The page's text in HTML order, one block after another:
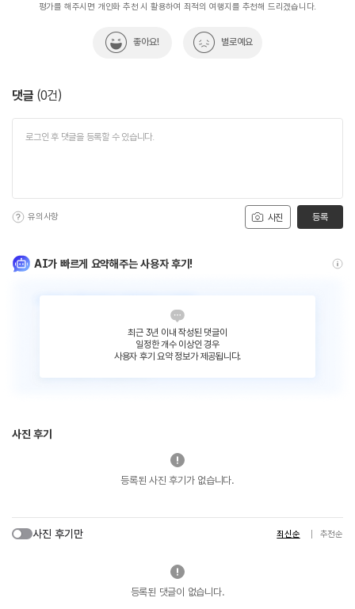
평가를 해주시면 개인화 추천 시 활용하여 최적의 여행지를 추천해 드리겠습니다.
좋아요! 별로예요
댓글 (0건)
사진
유의사항 등록
AI가 빠르게 요약해주는 사용자 후기!
최근 3년 이내 작성된 댓글이
일정한 개수 이상인 경우
사용자 후기 요약 정보가 제공됩니다.
사진 후기
등록된 사진 후기가 없습니다.
사진 후기만 최신순 추천순
등록된 댓글이 없습니다.